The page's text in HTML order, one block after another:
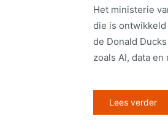
Het ministerie
die is ontwikkeld
de Donald
zoals AI, data en
Lees verder